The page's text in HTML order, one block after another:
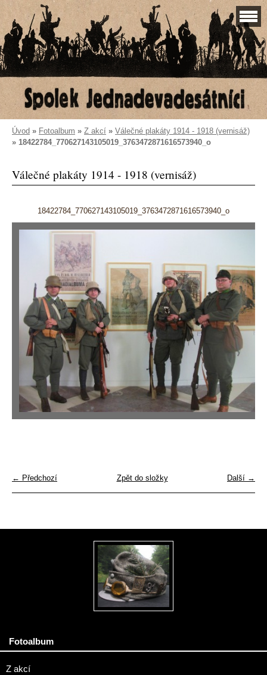
Úvod » Fotoalbum » Z akcí » Válečné plakáty 1914 - 1918 (vernisáž)
» 18422784_770627143105019_3763472871616573940_o
Válečné plakáty 1914 - 1918 (vernisáž)
18422784_770627143105019_3763472871616573940_o
← Předchozí Další →
Zpět do složky
Fotoalbum
Z akcí